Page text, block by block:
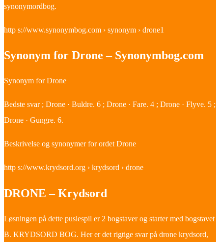
synonymordbog.
http s://www.synonymbog.com › synonym › drone1
Synonym for Drone – Synonymbog.com
Synonym for Drone
Bedste svar ; Drone · Buldre. 6 ; Drone · Fare. 4 ; Drone · Flyve. 5 ;
Drone · Gungre. 6.
Beskrivelse og synonymer for ordet Drone
http s://www.krydsord.org › krydsord › drone
DRONE – Krydsord
Løsningen på dette puslespil er 2 bogstaver og starter med bogstavet
B. KRYDSORD BOG. Her er det rigtige svar på drone krydsord,